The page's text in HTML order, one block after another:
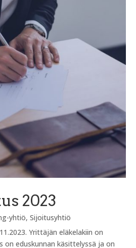
2023
yhtiö, Sijoitusyhtiö
Yrittäjän eläkelakiin on
eduskunnan käsittelyssä ja on